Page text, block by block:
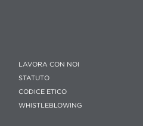
LAVORA CON NOI
STATUTO
CODICE ETICO
WHISTLEBLOWING